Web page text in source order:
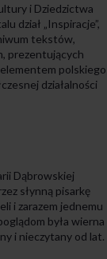
i Dziedzictwa
dział „Inspiracje”,
tekstów,
prezentujących
polskiego
działalności
Dąbrowskiej
słynną pisarkę
i zarazem jednemu
była wierna
i nieczytany od lat.